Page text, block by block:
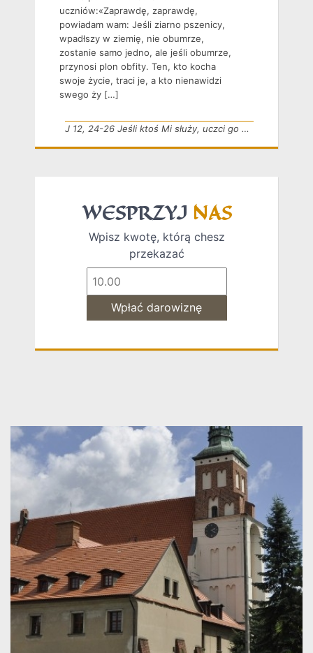
uczniów:«Zaprawdę, zaprawdę,
powiadam wam: Jeśli ziarno pszenicy,
wpadłszy w ziemię, nie obumrze,
zostanie samo jedno, ale jeśli obumrze,
przynosi plon obfity. Ten, kto kocha
swoje życie, traci je, a kto nienawidzi
swego ży […]
J 12, 24-26 Jeśli ktoś Mi służy, uczci go mój Ojciec
WESPRZYJ NAS
Wpisz kwotę, którą chesz
przekazać